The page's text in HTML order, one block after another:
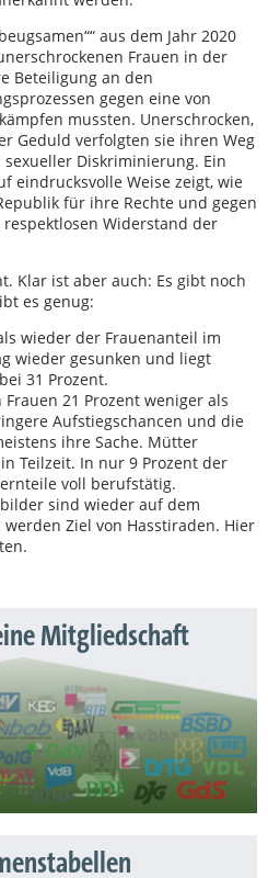
aus dem Jahr 2020
Frauen in der
Beteiligung an den
gegen eine von
mussten. Unerschrocken,
Geduld verfolgten sie ihren Weg
Diskriminierung. Ein
eindrucksvolle Weise zeigt, wie
für ihre Rechte und gegen
Widerstand der
Klar ist aber auch: Es gibt noch
es genug:
wieder der Frauenanteil im
wieder gesunken und liegt
31 Prozent.
21 Prozent weniger als
Aufstiegschancen und die
ihre Sache. Mütter
Teilzeit. In nur 9 Prozent der
voll berufstätig.
sind wieder auf dem
Ziel von Hasstiraden. Hier
Mitgliedschaft